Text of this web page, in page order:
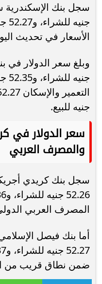
الأسعار في تحديث
جنيه للبيع.
سعر الدولار في
والمصرف العربي
سجل بنك كريدي
المصرف العربي
أما بنك فيصل
ضمن نطاق قريب من